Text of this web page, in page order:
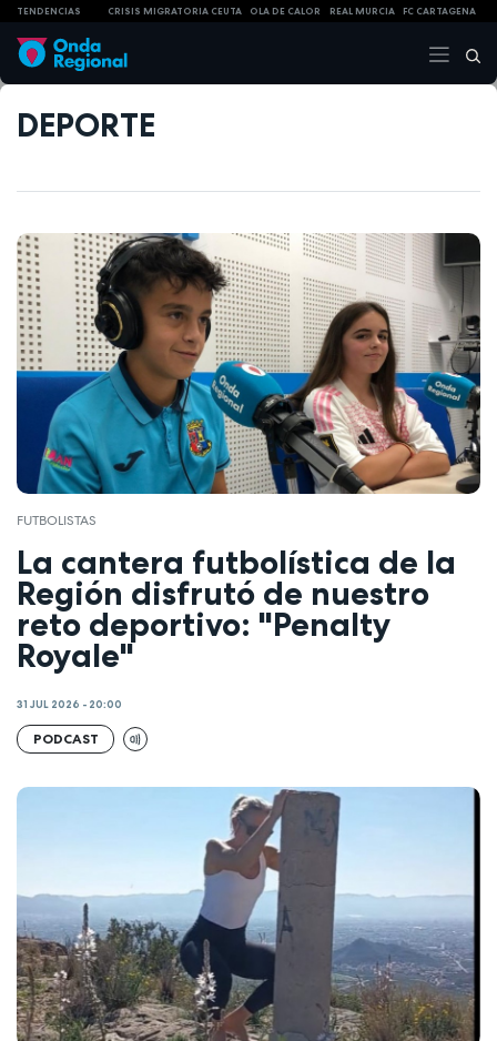
TENDENCIAS CRISIS MIGRATORIA CEUTA OLA DE CALOR REAL MURCIA FC CARTAGENA
DEPORTE
FUTBOLISTAS
La cantera futbolística de la
Región disfrutó de nuestro
reto deportivo: "Penalty
Royale"
31 JUL 2026 - 20:00
PODCAST